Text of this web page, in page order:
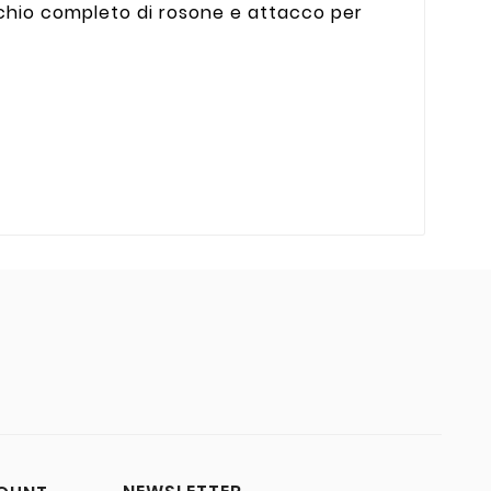
completo di rosone e attacco per